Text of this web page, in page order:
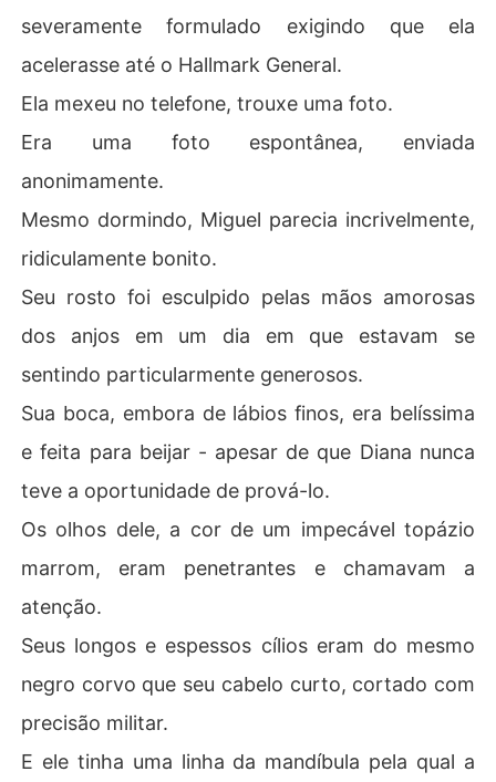
severamente formulado exigindo que ela
acelerasse até o Hallmark General.
Ela mexeu no telefone, trouxe uma foto.
Era uma foto espontânea, enviada
anonimamente.
Mesmo dormindo, Miguel parecia incrivelmente,
ridiculamente bonito.
Seu rosto foi esculpido pelas mãos amorosas
dos anjos em um dia em que estavam se
sentindo particularmente generosos.
Sua boca, embora de lábios finos, era belíssima
e feita para beijar - apesar de que Diana nunca
teve a oportunidade de prová-lo.
Os olhos dele, a cor de um impecável topázio
marrom, eram penetrantes e chamavam a
atenção.
Seus longos e espessos cílios eram do mesmo
negro corvo que seu cabelo curto, cortado com
precisão militar.
E ele tinha uma linha da mandíbula pela qual a